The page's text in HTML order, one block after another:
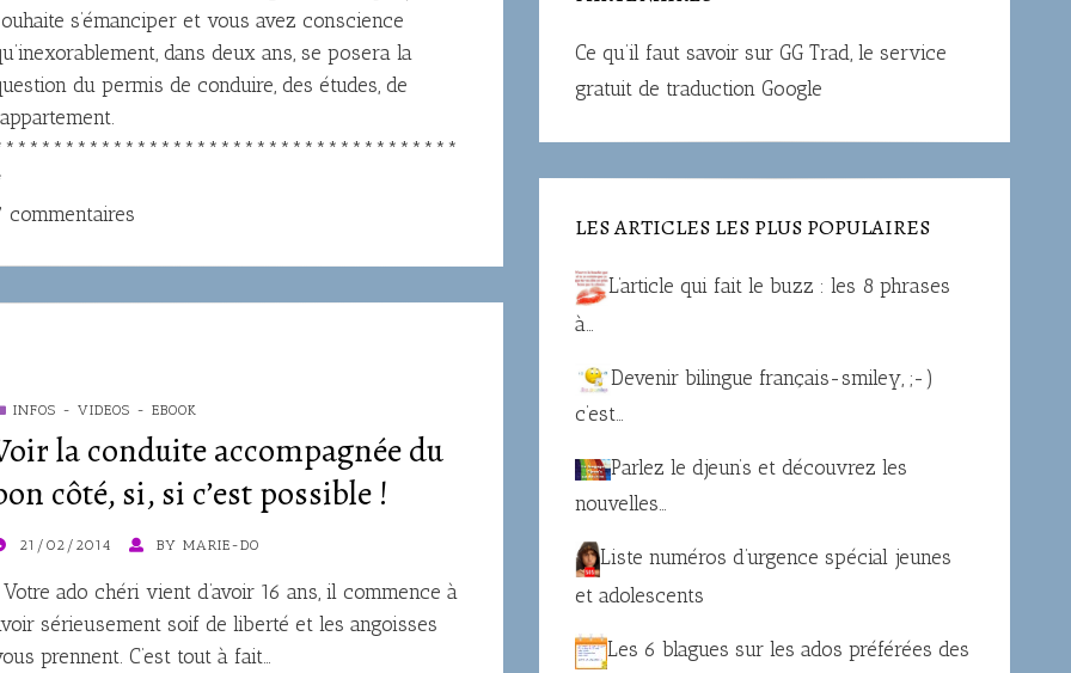
s’émanciper et vous avez conscience
dans deux ans, se posera la
du permis de conduire, des études, de
commentaires
INFOS - VIDEOS - EBOOK
la conduite accompagnée du
côté, si, si c’est possible !
21/02/2014 BY MARIE-DO
ado chéri vient d’avoir 16 ans, il commence à
sérieusement soif de liberté et les angoisses
prennent. C’est tout à fait…
Ce qu’il faut savoir sur GG Trad, le service
gratuit de traduction Google
LES ARTICLES LES PLUS POPULAIRES
L’article qui fait le buzz : les 8 phrases
à…
Devenir bilingue français-smiley, ;-)
c’est…
Parlez le djeun’s et découvrez les
nouvelles…
Liste numéros d’urgence spécial jeunes
et adolescents
Les 6 blagues sur les ados préférées des